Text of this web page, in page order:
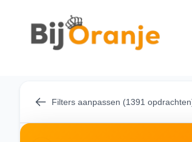
Filters aanpassen (1391